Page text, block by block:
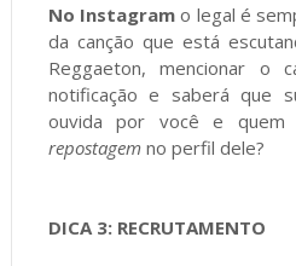
No Instagramo legal é
da canção que está
Reggaeton, mencionar o
notificação e saberá que
ouvida por você e quem
repostagemno perfil dele?
DICA 3: RECRUTAMENTO